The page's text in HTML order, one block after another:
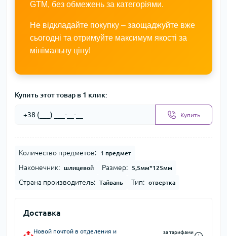
GTM, без обмежень за категоріями.
Не відкладайте покупку – заощаджуйте вже
сьогодні та отримуйте максимум якості за
мінімальну ціну!
Купить этот товар в 1 клик:
Купить
Количество предметов: 1 предмет
Наконечник: шлицевой Размер: 5,5мм*125мм
Страна производитель: Тайвань Тип: отвертка
Доставка
Новой почтой в отделения и
за тарифами